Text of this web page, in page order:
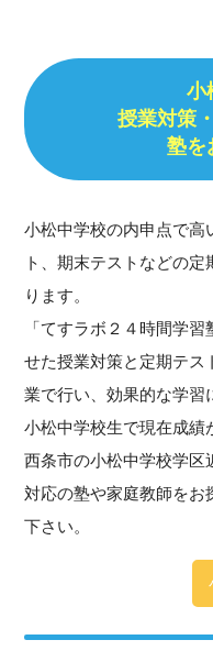
小
授業対策
塾を
小松中学校の内申点で高
ト、期末テストなどの
ります。
「てすラボ２４時間学
せた授業対策と定期テス
業で行い、効果的な学習
小松中学校生で現在成績
西条市の小松中学校学区
対応の塾や家庭教師をお
下さい。